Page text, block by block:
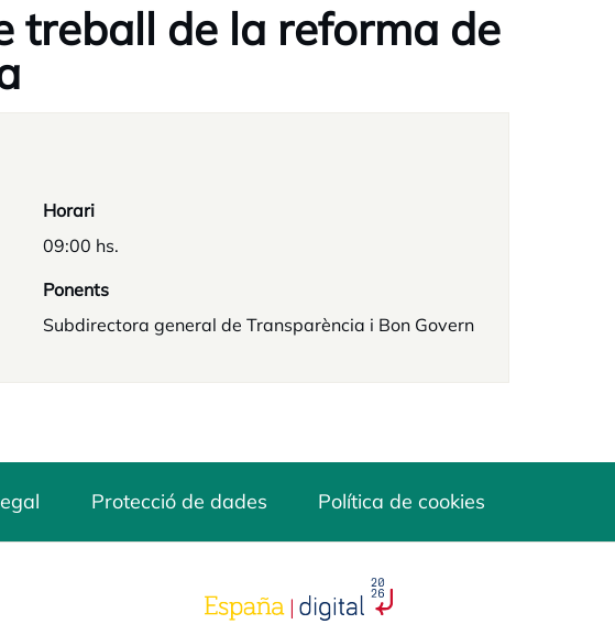
treball de la reforma de
Horari
09:00 hs.
Ponents
Subdirectora general de Transparència i Bon Govern
Protecció de dades Política de cookies
opens in a new tab